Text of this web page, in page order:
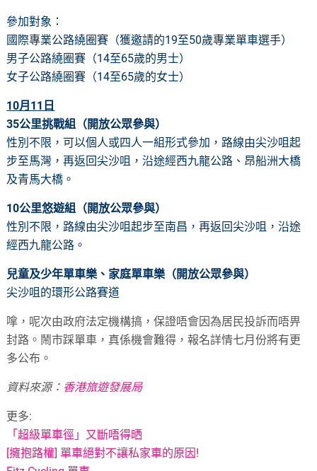
參加對象：
國際專業公路繞圈賽（獲邀請的19至50歲專業單車選手）
男子公路繞圈賽（14至65歲的男士）
女子公路繞圈賽（14至65歲的女士）
10月11日
35公里挑戰組（開放公眾參與）
性別不限，可以個人或四人一組形式參加，路線由尖沙咀起
步至馬灣，再返回尖沙咀，沿途經西九龍公路、昂船洲大橋
及青馬大橋。
10公里悠遊組
（開放公眾參與）
性別不限，路線由尖沙咀起步至南昌，再返回尖沙咀，沿途
經西九龍公路。
兒童及少年單車樂、家庭單車樂 （開放公眾參與）
尖沙咀的環形公路賽道
嗱，呢次由政府法定機構搞，保證唔會因為居民投訴而唔畀
封路。鬧市踩單車，真係機會難得，報名詳情七月份將有更
多公布。
資料來源： 香港旅遊發展局
更多:
「超級單車徑」又斷唔得晒
[擁抱路權] 單車絕對不讓私家車的原因!